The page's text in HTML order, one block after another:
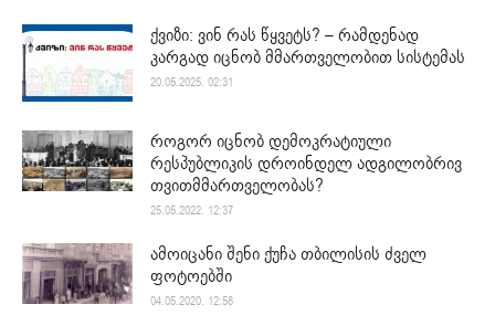
ქვიზი: ვინ რას წყვეტს? – რამდენად
კარგად იცნობ მმართველობით სისტემას
20.05.2025. 02:31
როგორ იცნობ დემოკრატიული
რესპუბლიკის დროინდელ ადგილობრივ
თვითმმართველობას?
25.05.2022. 12:37
ამოიცანი შენი ქუჩა თბილისის ძველ
ფოტოებში
04.05.2020. 12:58